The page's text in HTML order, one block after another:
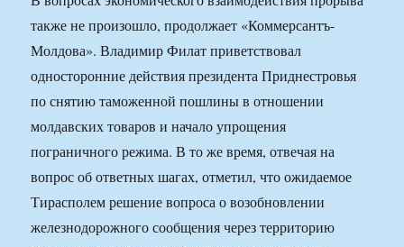
также не произошло, продолжает «Коммерсантъ-
Молдова». Владимир Филат приветствовал
односторонние действия президента Приднестровья
по снятию таможенной пошлины в отношении
молдавских товаров и начало упрощения
пограничного режима. В то же время, отвечая на
вопрос об ответных шагах, отметил, что ожидаемое
Тирасполем решение вопроса о возобновлении
железнодорожного сообщения через территорию